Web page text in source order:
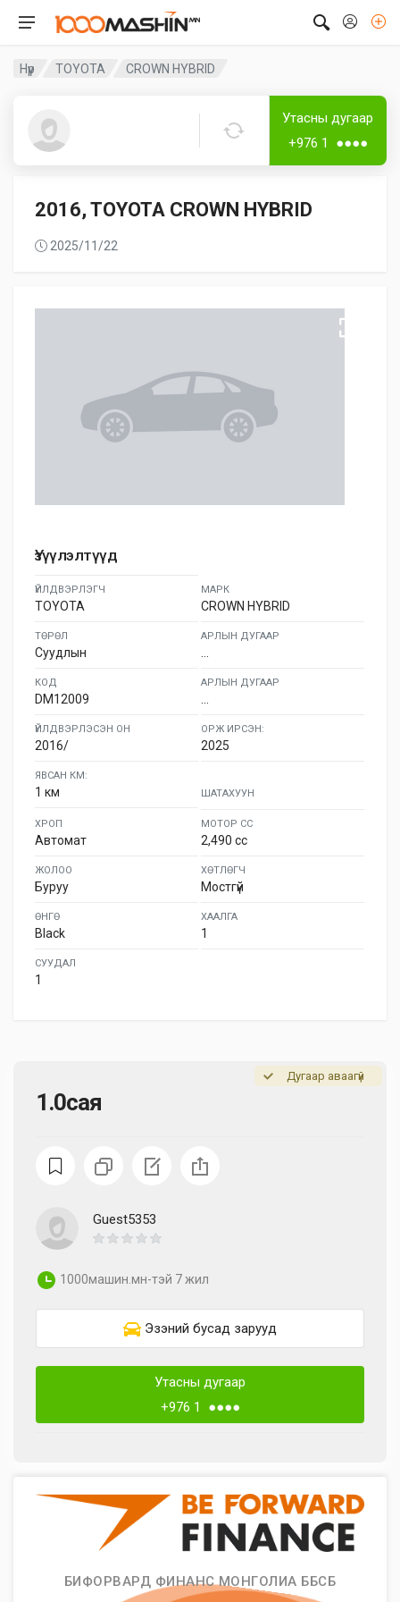
Нүүр TOYOTA CROWN HYBRID
Утасны дугаар
+976 1 ●●●●
2016, TOYOTA CROWN HYBRID
2025/11/22
1.0сая
Дугаар аваагүй
Guest5353
1000машин.мн-тэй 7 жил
Эзэний бусад зарууд
Утасны дугаар
+976 1 ●●●●
Үзүүлэлтүүд
ҮЙЛДВЭРЛЭГЧ
TOYOTA
МАРК
CROWN HYBRID
ТӨРӨЛ
Суудлын
АРЛЫН ДУГААР
КОД
DM12009
АРЛЫН ДУГААР
ҮЙЛДВЭРЛЭСЭН ОН
2016/
ОРЖ ИРСЭН:
2025
ЯВСАН КМ:
1 км ШАТАХУУН
ХРОП
Автомат
МОТОР СС
2,490 cc
ЖОЛОО
Буруу
ХӨТЛӨГЧ
Мостгүй
ӨНГӨ
Black
ХААЛГА
1
СУУДАЛ
1
БИФОРВАРД ФИНАНС МОНГОЛИА ББСБ
Дугаар аваагүй